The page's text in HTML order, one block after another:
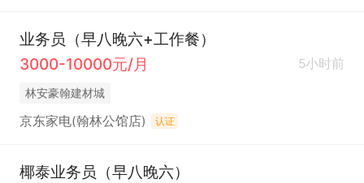
业务员（早八晚六+工作餐）
3000-10000元/月
5小时前
林安豪翰建材城
京东家电(翰林公馆店) 认证
椰泰业务员（早八晚六）